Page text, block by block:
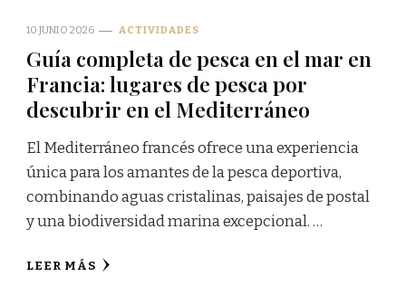
10 JUNIO 2026 ACTIVIDADES
Guía completa de pesca en el mar en
Francia: lugares de pesca por
descubrir en el Mediterráneo
El Mediterráneo francés ofrece una experiencia
única para los amantes de la pesca deportiva,
combinando aguas cristalinas, paisajes de postal
y una biodiversidad marina excepcional. …
LEER MÁS